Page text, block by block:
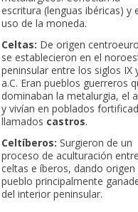
escritura (lenguas ibéricas) y
uso de la moneda.
Celtas: De origen
se establecieron en el
peninsular entre los siglos IX
a.C. Eran pueblos guerreros
dominaban la metalurgia, el
y vivían en poblados
llamados castros.
Celtíberos: Surgieron de un
proceso de aculturación entre
celtas e íberos, dando origen
pueblo principalmente
del interior peninsular.